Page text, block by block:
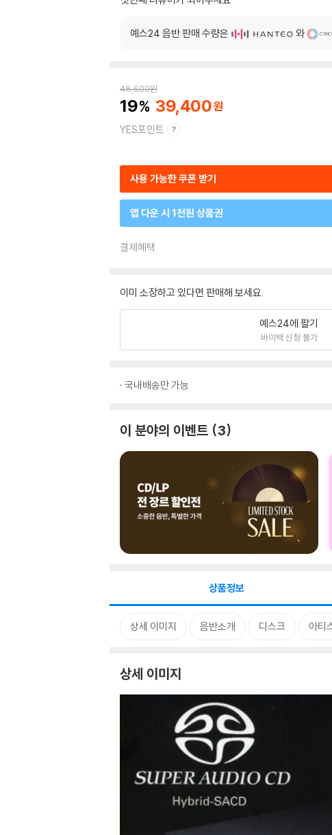
예스24 음반 판매 수량은 와
48,600원
19 39,400
YES포인트
사용 가능한 쿠폰 받기
앱 다운 시 1천원 상품권
결제혜택
이미 소장하고 있다면 판매해 보세요.
예스24에 팔기
바이백 신청 불가
국내배송만 가능
이 분야의 이벤트 3
상품정보
상세 이미지 음반소개 디스크 아티
상세 이미지